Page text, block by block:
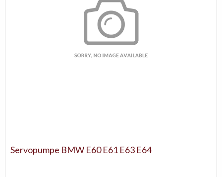
Servopumpe BMW E60 E61 E63 E64